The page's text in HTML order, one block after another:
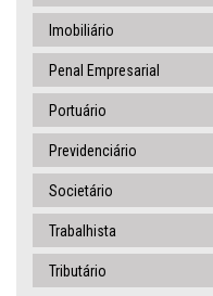
Imobiliário
Penal Empresarial
Portuário
Previdenciário
Societário
Trabalhista
Tributário